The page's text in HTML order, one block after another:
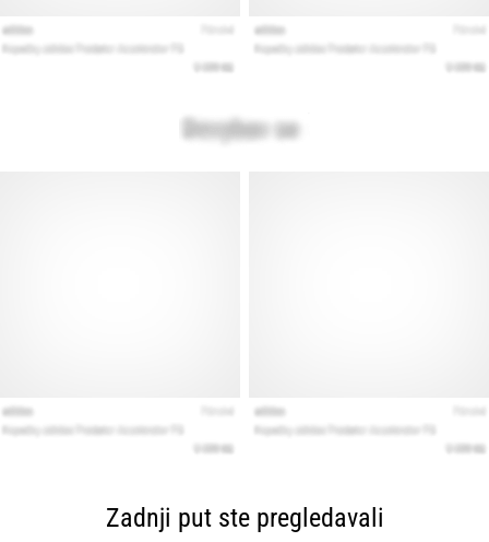
Zadnji put ste pregledavali